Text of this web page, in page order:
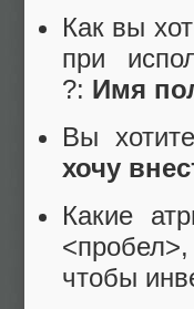
Как вы
при
?: Имя
Вы
хочу
Какие
чтобы